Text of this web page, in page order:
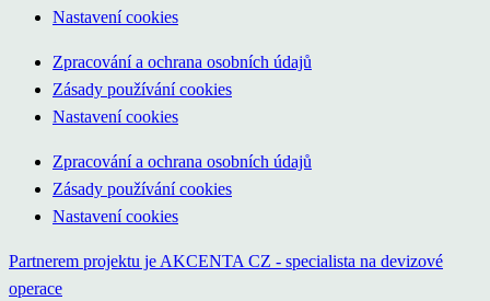
Nastavení cookies
Zpracování a ochrana osobních údajů
Zásady používání cookies
Nastavení cookies
Zpracování a ochrana osobních údajů
Zásady používání cookies
Nastavení cookies
Partnerem projektu je AKCENTA CZ - specialista na devizové
operace